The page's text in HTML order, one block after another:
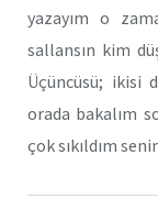
yazayım o
sallansın kim
Üçüncüsü; ikisi
orada bakalım
çok sıkıldım